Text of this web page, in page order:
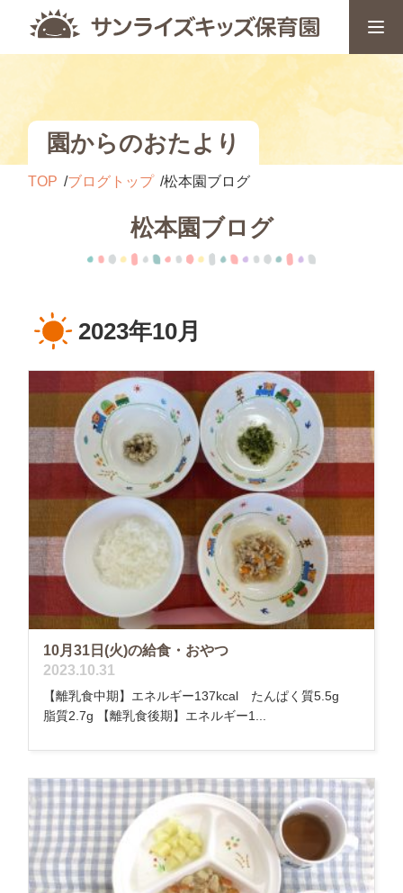
園からのおたより
TOP ブログトップ 松本園ブログ
松本園ブログ
2023年10月
10月31日(火)の給食・おやつ
2023.10.31
【離乳食中期】エネルギー137kcal たんぱく質5.5g
脂質2.7g 【離乳食後期】エネルギー1...